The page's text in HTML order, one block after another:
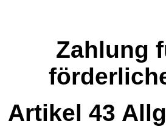
Zahlung
Artikel 43